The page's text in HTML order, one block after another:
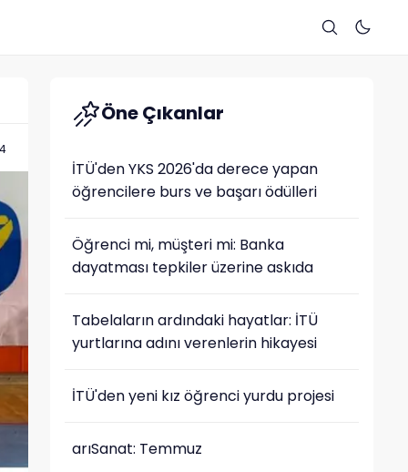
Öne Çıkanlar
İTÜ'den YKS 2026'da derece yapan
öğrencilere burs ve başarı ödülleri
Öğrenci mi, müşteri mi: Banka
dayatması tepkiler üzerine askıda
Tabelaların ardındaki hayatlar: İTÜ
yurtlarına adını verenlerin hikayesi
İTÜ'den yeni kız öğrenci yurdu projesi
arıSanat: Temmuz